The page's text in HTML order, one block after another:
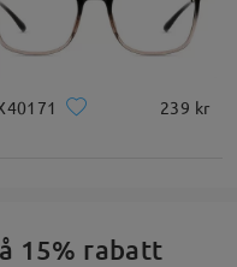
239 kr
15% rabatt